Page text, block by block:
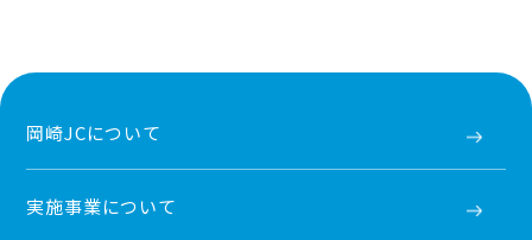
岡崎JCについて
実施事業について